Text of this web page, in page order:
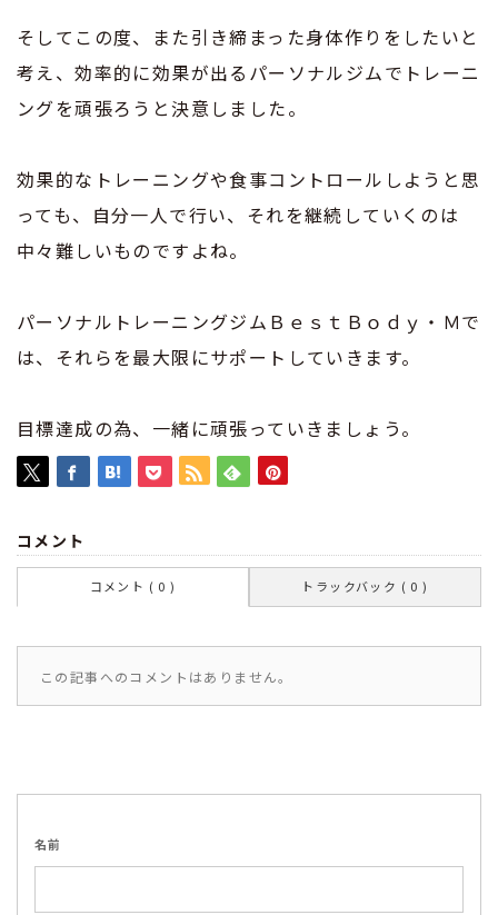
そしてこの度、また引き締まった身体作りをしたいと
考え、効率的に効果が出るパーソナルジムでトレーニ
ングを頑張ろうと決意しました。
効果的なトレーニングや食事コントロールしようと思
っても、自分一人で行い、それを継続していくのは
中々難しいものですよね。
パーソナルトレーニングジムＢｅｓｔＢｏｄｙ・Ｍで
は、それらを最大限にサポートしていきます。
目標達成の為、一緒に頑張っていきましょう。
コメント
コメント ( 0 ) トラックバック ( 0 )
この記事へのコメントはありません。
名前